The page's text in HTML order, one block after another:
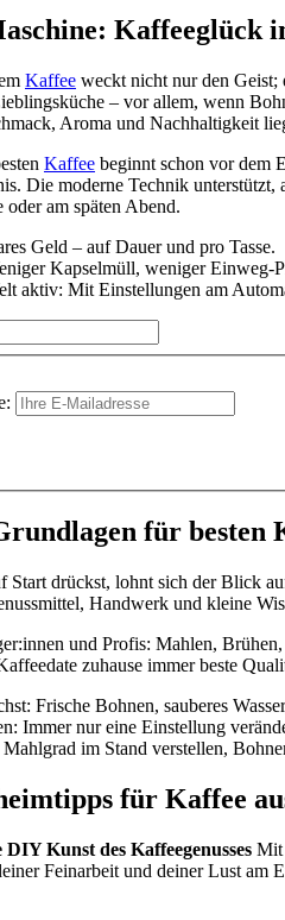
Kaffeeglück
Kaffee weckt nicht nur den
– vor allem, wenn
Aroma und Nachhaltigkeit
Kaffee beginnt schon vor dem
Die moderne Technik unterstützt,
am späten Abend.
Geld – auf Dauer und pro Tasse.
Kapselmüll, weniger Einweg-
aktiv: Mit Einstellungen am
für besten
Start drückst, lohnt sich der Blick
Handwerk und kleine
und Profis: Mahlen,
zuhause immer beste
Frische Bohnen, sauberes
Immer nur eine Einstellung
im Stand verstellen,
für Kaffee
Kunst des Kaffeegenusses Mit
Feinarbeit und deiner Lust